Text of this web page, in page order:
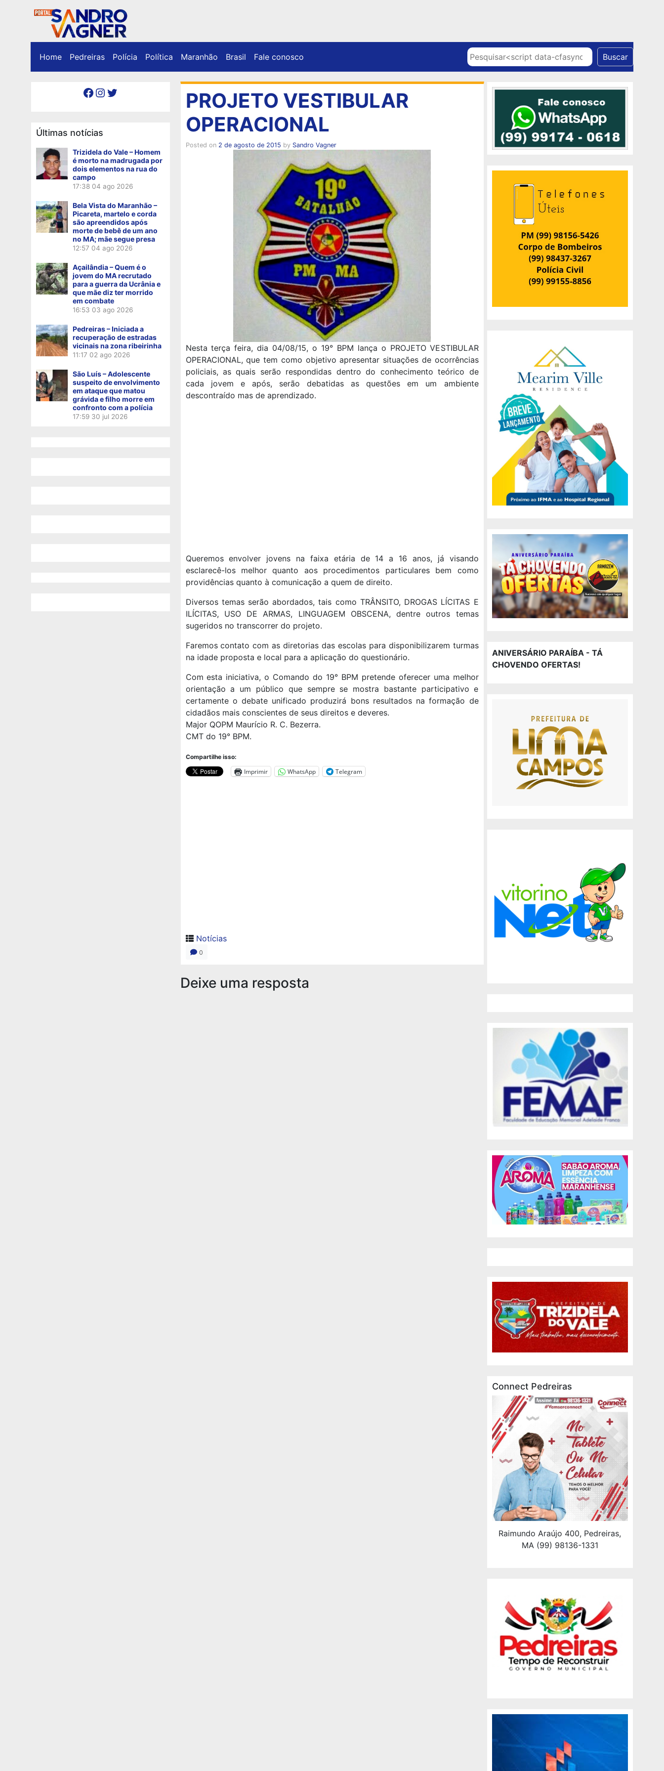
Home Pedreiras Polícia Política Maranhão Brasil Fale conosco Pesquisar Buscar
Facebook Instagram Twitter
Últimas notícias
Trizidela do Vale – Homem
é morto na madrugada por
dois elementos na rua do
campo
17:38 04 ago 2026
Bela Vista do Maranhão –
Picareta, martelo e corda
são apreendidos após
morte de bebê de um ano
no MA; mãe segue presa
12:57 04 ago 2026
Açailândia – Quem é o
jovem do MA recrutado
para a guerra da Ucrânia e
que mãe diz ter morrido
em combate
16:53 03 ago 2026
Pedreiras – Iniciada a
recuperação de estradas
vicinais na zona ribeirinha
11:17 02 ago 2026
São Luís – Adolescente
suspeito de envolvimento
em ataque que matou
grávida e filho morre em
confronto com a polícia
17:59 30 jul 2026
PROJETO VESTIBULAR
OPERACIONAL
Posted on 2 de agosto de 2015 by Sandro Vagner
Nesta terça feira, dia 04/08/15, o 19° BPM lança o PROJETO VESTIBULAR
OPERACIONAL, que tem como objetivo apresentar situações de ocorrências
policiais, as quais serão respondidas dentro do conhecimento teórico de
cada jovem e após, serão debatidas as questões em um ambiente
descontraído mas de aprendizado.
Queremos envolver jovens na faixa etária de 14 a 16 anos, já visando
esclarecê-los melhor quanto aos procedimentos particulares bem como
providências quanto à comunicação a quem de direito.
Diversos temas serão abordados, tais como TRÂNSITO, DROGAS LÍCITAS E
ILÍCITAS, USO DE ARMAS, LINGUAGEM OBSCENA, dentre outros temas
sugeridos no transcorrer do projeto.
Faremos contato com as diretorias das escolas para disponibilizarem turmas
na idade proposta e local para a aplicação do questionário.
Com esta iniciativa, o Comando do 19° BPM pretende oferecer uma melhor
orientação a um público que sempre se mostra bastante participativo e
certamente o debate unificado produzirá bons resultados na formação de
cidadãos mais conscientes de seus direitos e deveres.
Major QOPM Maurício R. C. Bezerra.
CMT do 19° BPM.
Compartilhe isso:
Imprimir WhatsApp Telegram
Notícias
0
Deixe uma resposta
ANIVERSÁRIO PARAÍBA - TÁ
CHOVENDO OFERTAS!
Connect Pedreiras
Raimundo Araújo 400, Pedreiras,
MA (99) 98136-1331